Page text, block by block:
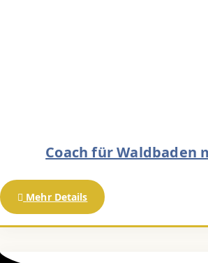
Coach für Waldbaden
Mehr Details